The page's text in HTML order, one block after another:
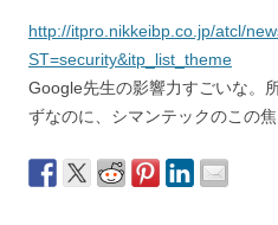
http://itpro.nikkeibp.co.jp/atcl/
ST=security&itp_list_theme
Google先生の影響力すごいな。
ずなのに、シマンテックのこの焦